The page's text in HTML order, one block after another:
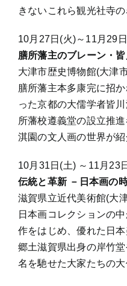
きないこれら観光社寺
10月27日(火)～11月29
膳所藩主のブレーン・
大津市歴史博物館(大津
膳所藩主本多康完に招
った京都の大儒学者皆
所藩校遵義堂の設立推
淇園の文人画の世界が紹
10月31日(土) ～11月23
伝統と革新 －日本画の
滋賀県立近代美術館(大
日本画コレクションの
作をはじめ、優れた日
郷土滋賀県出身の岸竹
名を馳せた大家たちの大